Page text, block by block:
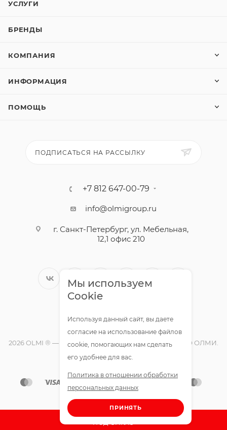
ПОД ЗАКАЗ
УСЛУГИ
БРЕНДЫ
КОМПАНИЯ
ИНФОРМАЦИЯ
ПОМОЩЬ
ПОДПИСАТЬСЯ НА РАССЫЛКУ
+7 812 647-00-79
info@olmigroup.ru
г. Санкт-Петербург, ул. Мебельная,
12,1 офис 210
2026 OLMI ® — официальный интернет-магазин ООО ОЛМИ.
Все права защищены.
Мы используем
Cookie
Используя данный сайт, вы даете
согласие на использование файлов
cookie, помогающих нам сделать
его удобнее для вас.
Политика в отношении обработки
персональных данных
ПРИНЯТЬ